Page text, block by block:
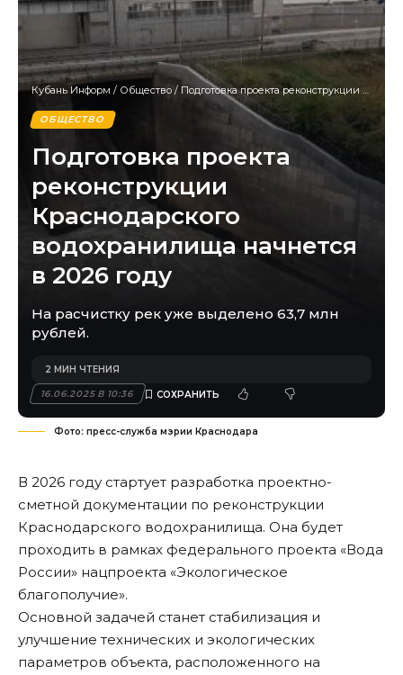
Кубань Информ / Общество / Подготовка проекта реконструкции Краснодарского водохранилища начнется в 2026 году
ОБЩЕСТВО
Подготовка проекта
реконструкции
Краснодарского
водохранилища начнется
в 2026 году
На расчистку рек уже выделено 63,7 млн
рублей.
16.06.2025 В 10:36
2 МИН ЧТЕНИЯ
Фото: пресс-служба мэрии Краснодара
В 2026 году стартует разработка проектно-
сметной документации по реконструкции
Краснодарского водохранилища. Она будет
проходить в рамках федерального проекта «Вода
России» нацпроекта «Экологическое
благополучие».
Основной задачей станет стабилизация и
улучшение технических и экологических
параметров объекта, расположенного на